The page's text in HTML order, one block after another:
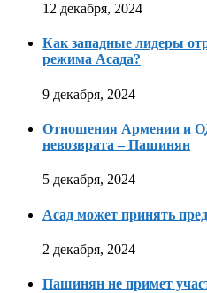
12 декабря, 2024
Как западные лидеры
режима Асада?
9 декабря, 2024
Отношения Армении и
невозврата – Пашинян
5 декабря, 2024
Асад может принять
2 декабря, 2024
Пашинян не примет